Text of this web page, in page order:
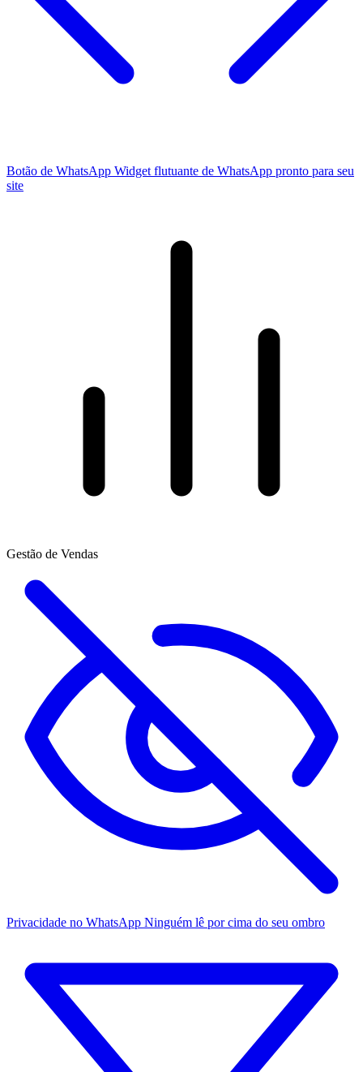
Botão de WhatsApp Widget flutuante de WhatsApp pronto para seu
site
Gestão de Vendas
Privacidade no WhatsApp Ninguém lê por cima do seu ombro